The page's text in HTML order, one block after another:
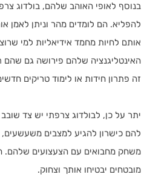
בנוסף לאופי האוהב שלהם, בולדוג
להפליא. הם לומדים מהר וניתן לאמן
אותם לחיות מחמד אידיאליות למי
האינטליגנציה שלהם פירושה גם שהם
זה פתרון חידות או לימוד טריקים
יתר על כן, לבולדוג צרפתי יש צד
להם כישרון להגיע למצבים משעשעים,
משחק מחבואים עם הצעצועים שלהם.
מובטחים יבטיחו אותך וצחוק.